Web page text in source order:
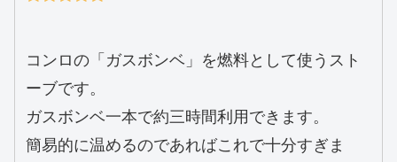
コンロの「ガスボンベ」を燃料として使うスト
ーブです。
ガスボンベ一本で約三時間利用できます。
簡易的に温めるのであればこれで十分すぎま